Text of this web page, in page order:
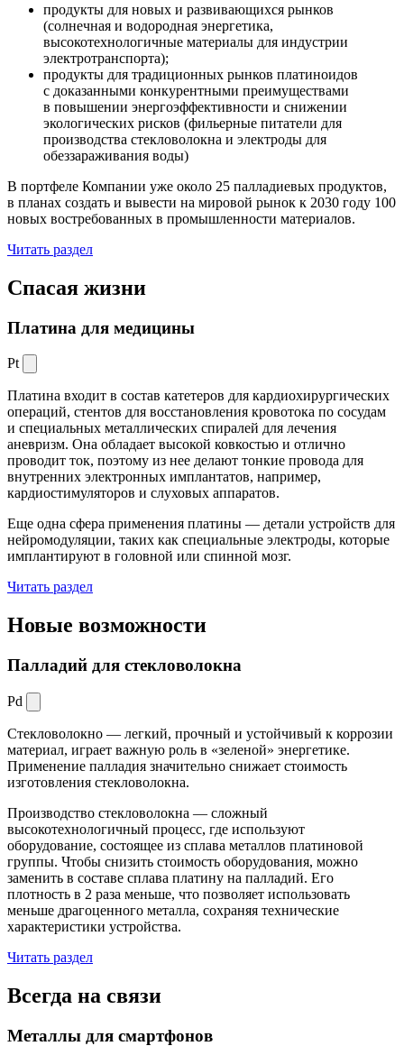
продукты для новых и развивающихся рынков
(солнечная и водородная энергетика,
высокотехнологичные материалы для индустрии
электротранспорта);
продукты для традиционных рынков платиноидов
с доказанными конкурентными преимуществами
в повышении энергоэффективности и снижении
экологических рисков (фильерные питатели для
производства стекловолокна и электроды для
обеззараживания воды)
В портфеле Компании уже около 25 палладиевых продуктов,
в планах создать и вывести на мировой рынок к 2030 году 100
новых востребованных в промышленности материалов.
Читать раздел
Спасая жизни
Платина для медицины
Pt
Платина входит в состав катетеров для кардиохирургических
операций, стентов для восстановления кровотока по сосудам
и специальных металлических спиралей для лечения
аневризм. Она обладает высокой ковкостью и отлично
проводит ток, поэтому из нее делают тонкие провода для
внутренних электронных имплантатов, например,
кардиостимуляторов и слуховых аппаратов.
Еще одна сфера применения платины — детали устройств для
нейромодуляции, таких как специальные электроды, которые
имплантируют в головной или спинной мозг.
Читать раздел
Новые возможности
Палладий для стекловолокна
Pd
Стекловолокно — легкий, прочный и устойчивый к коррозии
материал, играет важную роль в «зеленой» энергетике.
Применение палладия значительно снижает стоимость
изготовления стекловолокна.
Производство стекловолокна — сложный
высокотехнологичный процесс, где используют
оборудование, состоящее из сплава металлов платиновой
группы. Чтобы снизить стоимость оборудования, можно
заменить в составе сплава платину на палладий. Его
плотность в 2 раза меньше, что позволяет использовать
меньше драгоценного металла, сохраняя технические
характеристики устройства.
Читать раздел
Всегда на связи
Металлы для смартфонов